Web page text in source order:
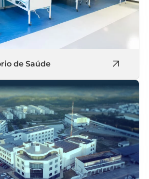
de Saúde